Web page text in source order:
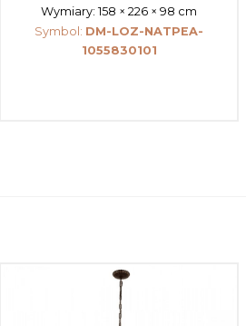
Wymiary:158 × 226 × 98 cm
Symbol: DM-LOZ-NATPEA-
1055830101